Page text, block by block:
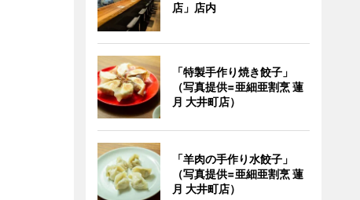
店」店内
「特製手作り焼き餃子」
（写真提供=亜細亜割烹 蓮
月 大井町店）
「羊肉の手作り水餃子」
（写真提供=亜細亜割烹 蓮
月 大井町店）